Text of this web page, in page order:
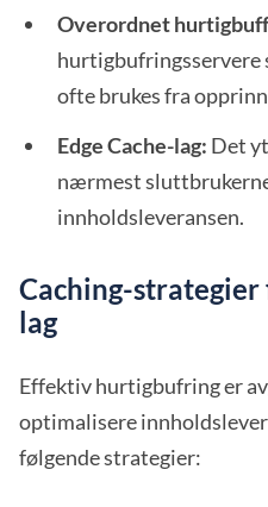
Overordnet
hurtigbufringsservere
ofte brukes fra
Edge Cache-lag: Det
nærmest
innholdsleveransen.
Caching-
lag
Effektiv hurtigbufring er
optimalisere
følgende strategier: